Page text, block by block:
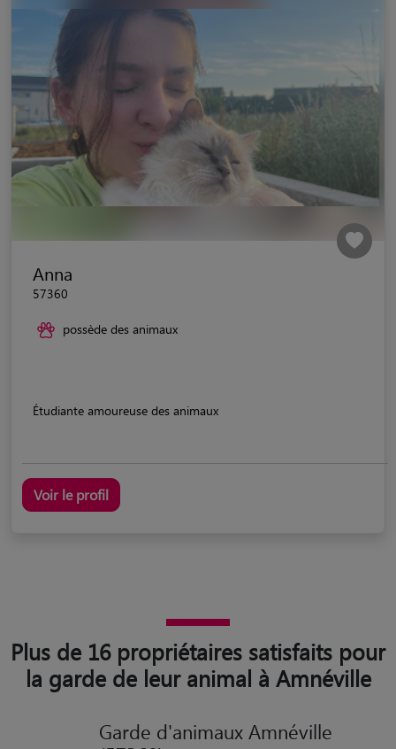
Anna
57360
possède des animaux
Étudiante amoureuse des animaux
Voir le profil
Plus de 16 propriétaires satisfaits pour
la garde de leur animal à Amnéville
Garde d'animaux Amnéville